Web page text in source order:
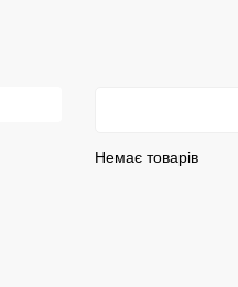
Немає товарів